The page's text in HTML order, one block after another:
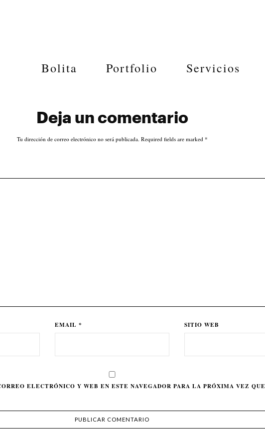
Bolita Portfolio Servicios
Deja un comentario
Tu dirección de correo electrónico no será publicada. Required fields are marked *
EMAIL * SITIO WEB
ELECTRÓNICO Y WEB EN ESTE NAVEGADOR PARA LA PRÓXIMA VEZ QUE